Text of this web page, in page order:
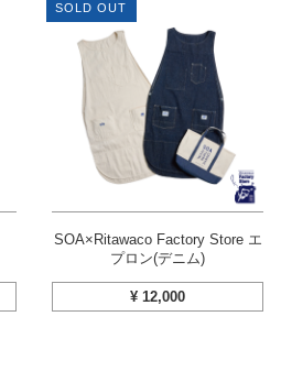
SOLD OUT
SOA×Ritawaco Factory Store エ
プロン(デニム)
¥ 12,000